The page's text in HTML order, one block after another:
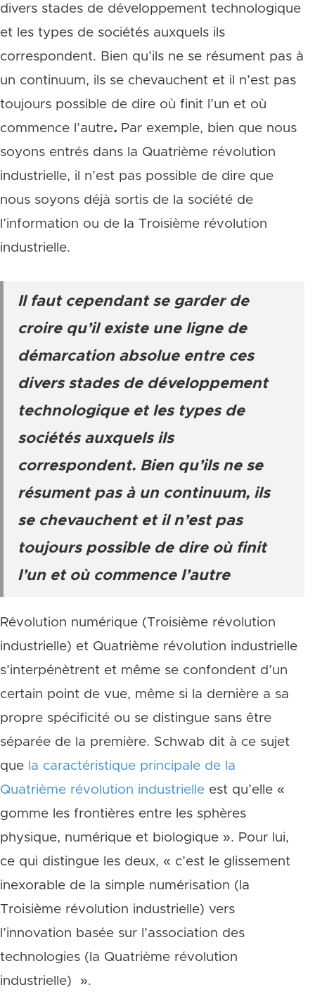
divers stades de développement technologique
et les types de sociétés auxquels ils
correspondent. Bien qu’ils ne se résument pas à
un continuum, ils se chevauchent et il n’est pas
toujours possible de dire où finit l’un et où
commence l’autre. Par exemple, bien que nous
soyons entrés dans la Quatrième révolution
industrielle, il n’est pas possible de dire que
nous soyons déjà sortis de la société de
l’information ou de la Troisième révolution
industrielle.
Il faut cependant se garder de
croire qu’il existe une ligne de
démarcation absolue entre ces
divers stades de développement
technologique et les types de
sociétés auxquels ils
correspondent. Bien qu’ils ne se
résument pas à un continuum, ils
se chevauchent et il n’est pas
toujours possible de dire où finit
l’un et où commence l’autre
Révolution numérique (Troisième révolution
industrielle) et Quatrième révolution industrielle
s’interpénètrent et même se confondent d’un
certain point de vue, même si la dernière a sa
propre spécificité ou se distingue sans être
séparée de la première. Schwab dit à ce sujet
que la caractéristique principale de la
Quatrième révolution industrielle est qu’elle «
gomme les frontières entre les sphères
physique, numérique et biologique ». Pour lui,
ce qui distingue les deux, « c’est le glissement
inexorable de la simple numérisation (la
Troisième révolution industrielle) vers
l’innovation basée sur l’association des
technologies (la Quatrième révolution
industrielle)
».